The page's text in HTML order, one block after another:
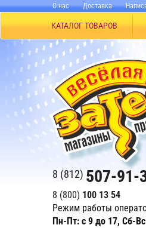
О нас Доставка
КАТАЛОГ ТОВАРОВ
8 (812) 507-91-
8 (800) 100 13 54
Режим работы
Пн-Пт: с 9 до 17, Сб-